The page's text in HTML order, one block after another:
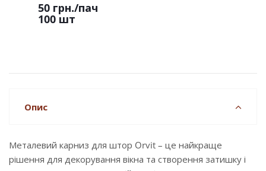
50 грн./пач
100 шт
Опис
Металевий карниз для штор Orvit – це найкраще
рішення для декорування вікна та створення затишку і